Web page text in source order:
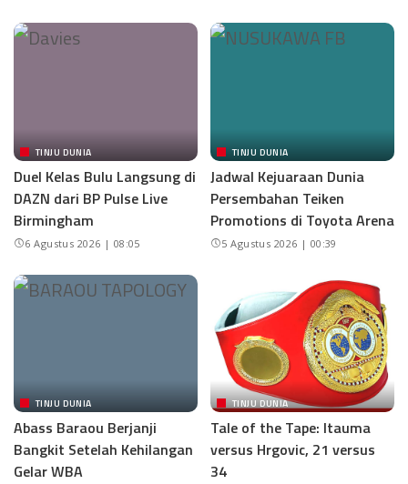
TINJU DUNIA
Duel Kelas Bulu Langsung di
DAZN dari BP Pulse Live
Birmingham
6 Agustus 2026 | 08:05
TINJU DUNIA
Jadwal Kejuaraan Dunia
Persembahan Teiken
Promotions di Toyota Arena
5 Agustus 2026 | 00:39
TINJU DUNIA
Abass Baraou Berjanji
Bangkit Setelah Kehilangan
Gelar WBA
TINJU DUNIA
Tale of the Tape: Itauma
versus Hrgovic, 21 versus
34